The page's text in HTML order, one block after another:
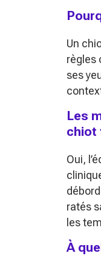
Un
règles
ses
Les
chiot
Oui,
ratés
les
À